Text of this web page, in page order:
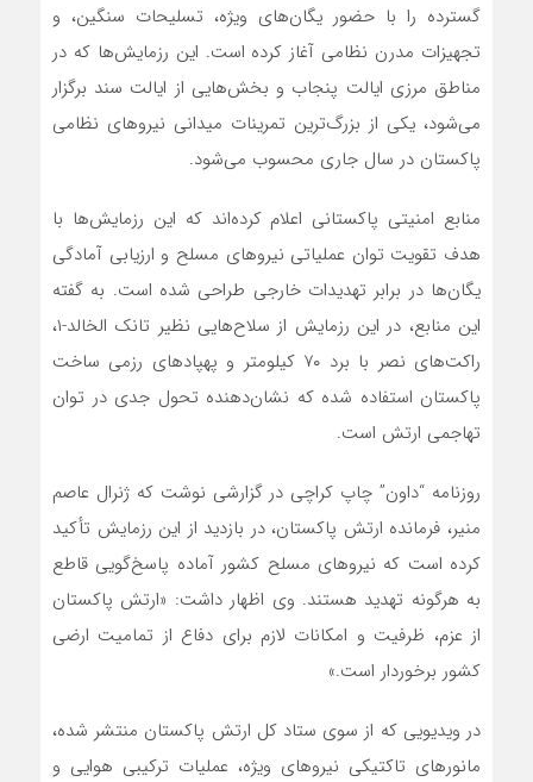
گسترده را با حضور یگان‌های ویژه، تسلیحات سنگین، و
تجهیزات مدرن نظامی آغاز کرده است. این رزمایش‌ها که در
مناطق مرزی ایالت پنجاب و بخش‌هایی از ایالت سند برگزار
می‌شود، یکی از بزرگ‌ترین تمرینات میدانی نیروهای نظامی
پاکستان در سال جاری محسوب می‌شود.
منابع امنیتی پاکستانی اعلام کرده‌اند که این رزمایش‌ها با
هدف تقویت توان عملیاتی نیروهای مسلح و ارزیابی آمادگی
یگان‌ها در برابر تهدیدات خارجی طراحی شده است. به گفته
این منابع، در این رزمایش از سلاح‌هایی نظیر تانک الخالد-۱،
راکت‌های نصر با برد ۷۰ کیلومتر و پهپادهای رزمی ساخت
پاکستان استفاده شده که نشان‌دهنده تحول جدی در توان
تهاجمی ارتش است.
روزنامه “داون” چاپ کراچی در گزارشی نوشت که ژنرال عاصم
منیر، فرمانده ارتش پاکستان، در بازدید از این رزمایش تأکید
کرده است که نیروهای مسلح کشور آماده پاسخ‌گویی قاطع
به هرگونه تهدید هستند. وی اظهار داشت: «ارتش پاکستان
از عزم، ظرفیت و امکانات لازم برای دفاع از تمامیت ارضی
کشور برخوردار است.»
در ویدیویی که از سوی ستاد کل ارتش پاکستان منتشر شده،
مانورهای تاکتیکی نیروهای ویژه، عملیات ترکیبی هوایی و